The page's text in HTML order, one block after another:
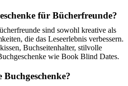
für Bücherfreunde?
sind sowohl kreative als
die das Leseerlebnis verbessern.
Buchseitenhalter, stilvolle
wie Book Blind Dates.